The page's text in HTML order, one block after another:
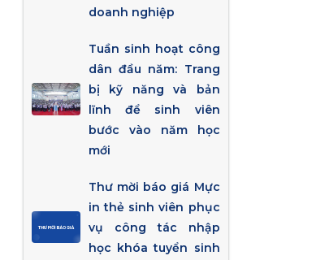
doanh nghiệp
Tuần sinh hoạt công
dân đầu năm: Trang
bị kỹ năng và bản
lĩnh để sinh viên
bước vào năm học
mới
Thư mời báo giá Mực
in thẻ sinh viên phục
vụ công tác nhập
học khóa tuyển sinh